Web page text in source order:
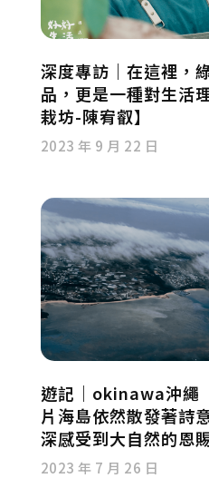
深度專訪｜在這裡，
品，更是一種對生活
栽坊-陳宥叡】
2023 年 9 月 22 日
遊記｜okinawa沖繩
片海島依然散發著詩
深感受到大自然的恩賜
2023 年 7 月 26 日